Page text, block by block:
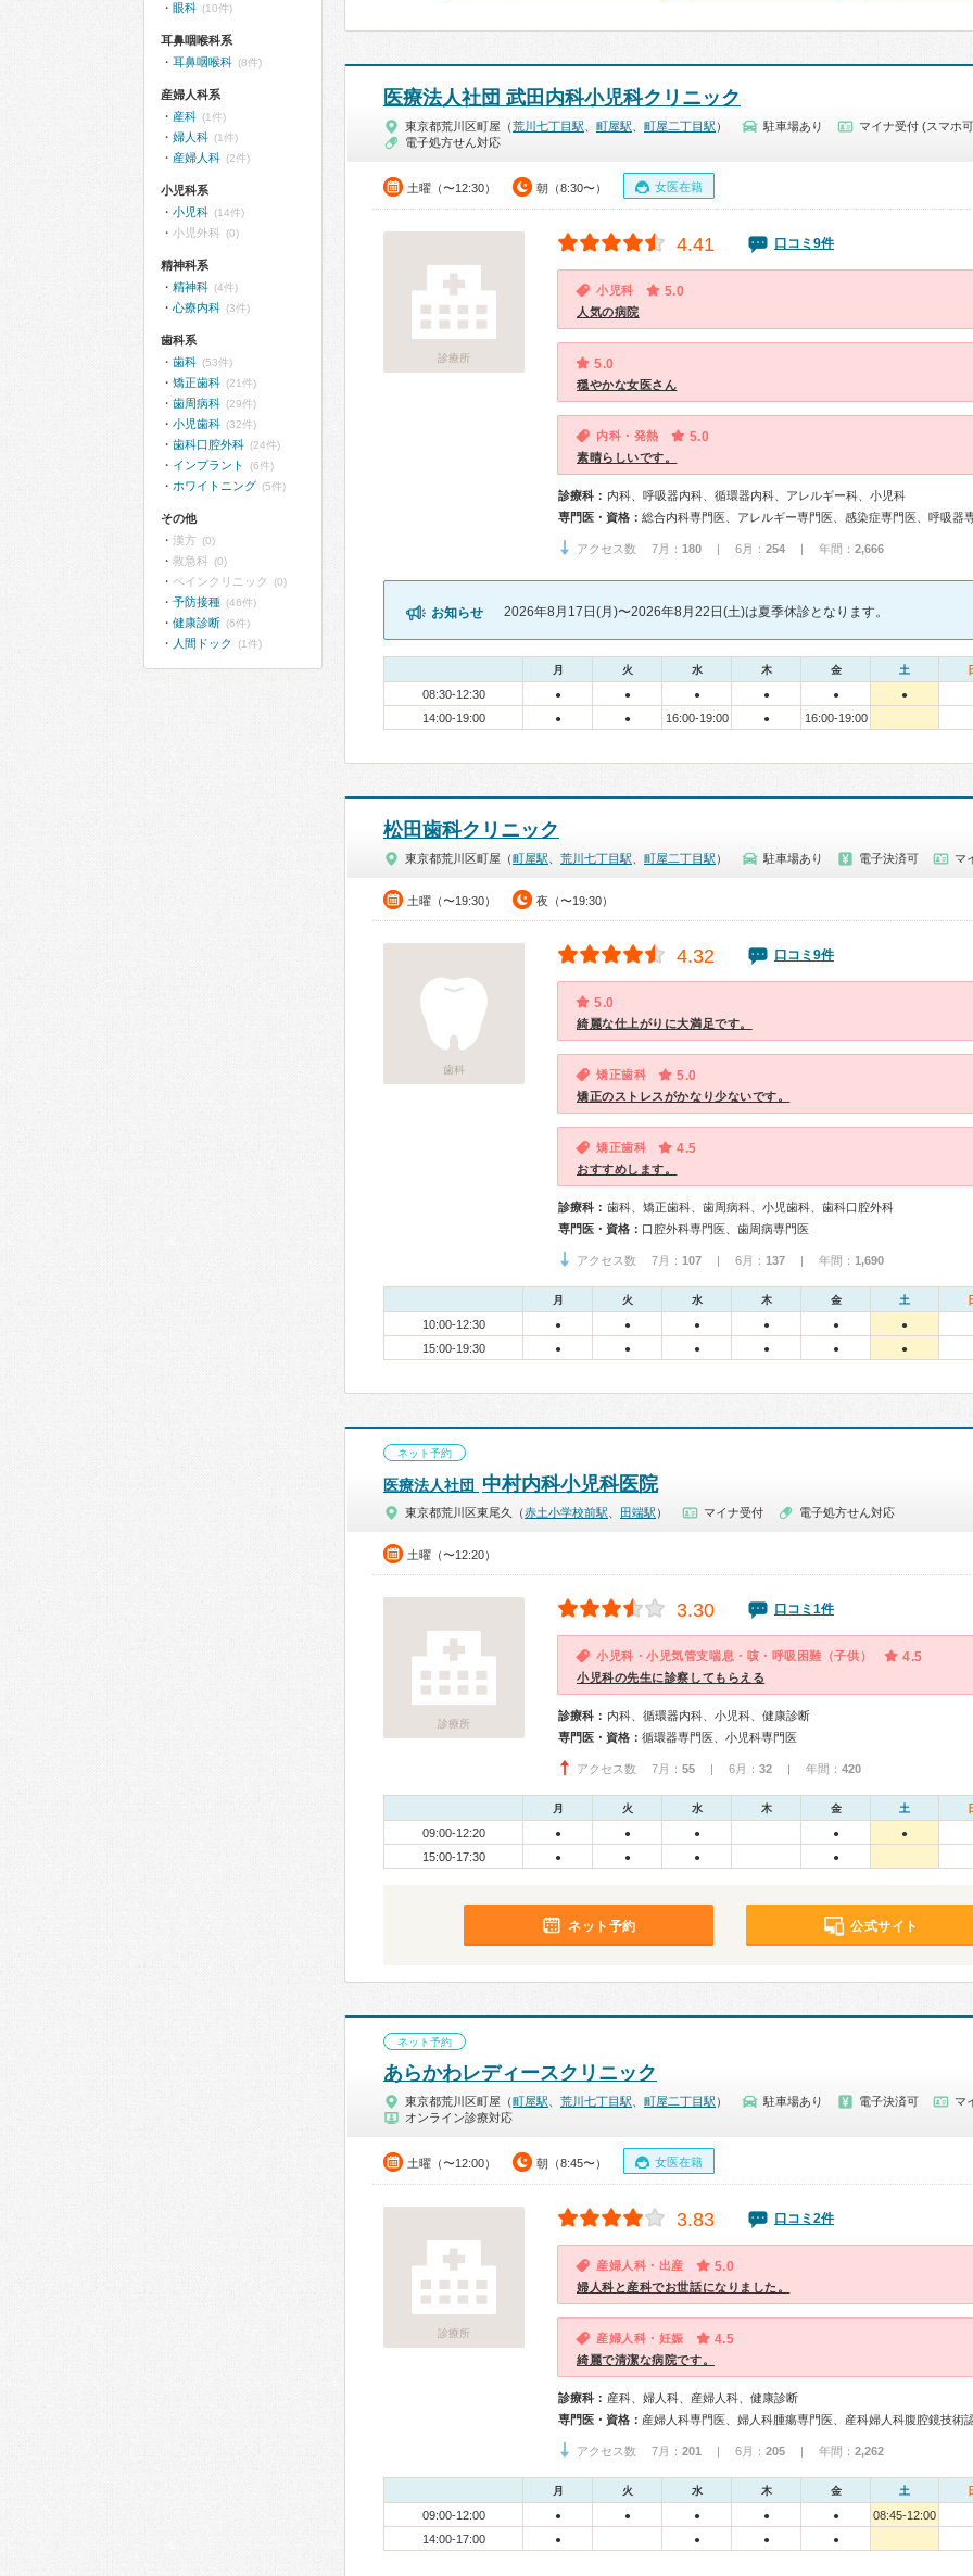
医療法人社団 武田内科小児科クリニック
東京都荒川区町屋（荒川七丁目駅 町屋駅 町屋二丁目駅 ） 駐車場あり
マイナ受付 (スマホ
電子処方せん対応
土曜（〜12:30） 朝（8:30〜） 女医在籍
診療所
4.41 口コミ9件
小児科 5.0
人気の病院
5.0
穏やかな女医さん
内科・発熱 5.0
素晴らしいです。
診療科： 内科、呼吸器内科、循環器内科、アレルギー科、小児科
専門医・資格：
アクセス数 7月： 180 | 6月： 254 | 年間： 2,666
お知らせ 2026年8月17日(月)〜2026年8月22日(土)は夏季休診となります。
月 火 水 木 金 土
08:30-12:30 ● ● ● ● ● ●
14:00-19:00 ● ● 16:00-19:00 ● 16:00-19:00
松田歯科クリニック
東京都荒川区町屋（町屋駅 荒川七丁目駅 町屋二丁目駅 ） 駐車場あり 電子決済可 マ
土曜（〜19:30） 夜（〜19:30）
歯科
4.32 口コミ9件
5.0
綺麗な仕上がりに大満足です。
矯正歯科 5.0
矯正のストレスがかなり少ないです。
矯正歯科 4.5
おすすめします。
診療科： 歯科、矯正歯科、歯周病科、小児歯科、歯科口腔外科
専門医・資格： 口腔外科専門医、歯周病専門医
アクセス数 7月： 107 | 6月： 137 | 年間： 1,690
月 火 水 木 金 土
10:00-12:30 ● ● ● ● ● ●
15:00-19:30 ● ● ● ● ● ●
ネット予約
医療法人社団 中村内科小児科医院
東京都荒川区東尾久（赤土小学校前駅 田端駅 ） マイナ受付 電子処方せん対応
土曜（〜12:20）
診療所
3.30 口コミ1件
小児科・小児気管支喘息・咳・呼吸困難（子供） 4.5
小児科の先生に診察してもらえる
診療科： 内科、循環器内科、小児科、健康診断
専門医・資格： 循環器専門医、小児科専門医
アクセス数 7月： 55 | 6月： 32 | 年間： 420
月 火 水 木 金 土
09:00-12:20 ● ● ● ● ●
15:00-17:30 ● ● ● ●
ネット予約 公式サイト
ネット予約
あらかわレディースクリニック
東京都荒川区町屋（町屋駅 荒川七丁目駅 町屋二丁目駅 ） 駐車場あり 電子決済可
マ
オンライン診療対応
土曜（〜12:00） 朝（8:45〜） 女医在籍
診療所
3.83 口コミ2件
産婦人科・出産 5.0
婦人科と産科でお世話になりました。
産婦人科・妊娠 4.5
綺麗で清潔な病院です。
診療科： 産科、婦人科、産婦人科、健康診断
専門医・資格：
アクセス数 7月： 201 | 6月： 205 | 年間： 2,262
月 火 水 木 金 土
09:00-12:00 ● ● ● ● ●
08:45-12:00
14:00-17:00
● ● ● ●
眼科 (10件)
耳鼻咽喉科系
耳鼻咽喉科 (8件)
産婦人科系
産科 (1件)
婦人科 (1件)
産婦人科 (2件)
小児科系
小児科 (14件)
小児外科 (0)
精神科系
精神科 (4件)
心療内科 (3件)
歯科系
歯科 (53件)
矯正歯科 (21件)
歯周病科 (29件)
小児歯科 (32件)
歯科口腔外科 (24件)
インプラント (6件)
ホワイトニング (5件)
その他
漢方 (0)
救急科 (0)
ペインクリニック (0)
予防接種 (46件)
健康診断 (6件)
人間ドック (1件)